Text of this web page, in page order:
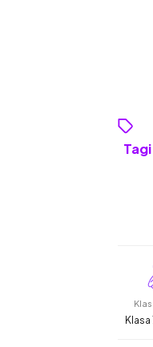
Tagi
Klasa